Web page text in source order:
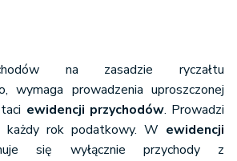
na zasadzie ryczałtu
wymaga prowadzenia uproszczonej
ewidencji przychodów. Prowadzi
każdy rok podatkowy. W ewidencji
się wyłącznie przychody z